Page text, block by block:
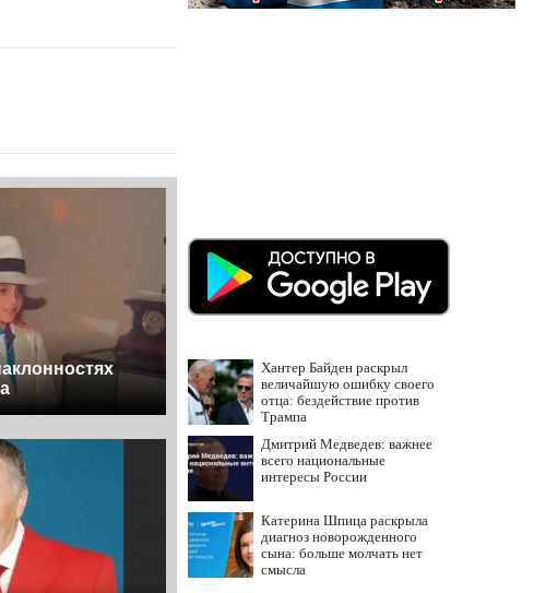
Хантер Байден раскрыл
величайшую ошибку своего
отца: бездействие против
Трампа
Дмитрий Медведев: важнее
всего национальные
интересы России
Катерина Шпица раскрыла
диагноз новорожденного
сына: больше молчать нет
смысла